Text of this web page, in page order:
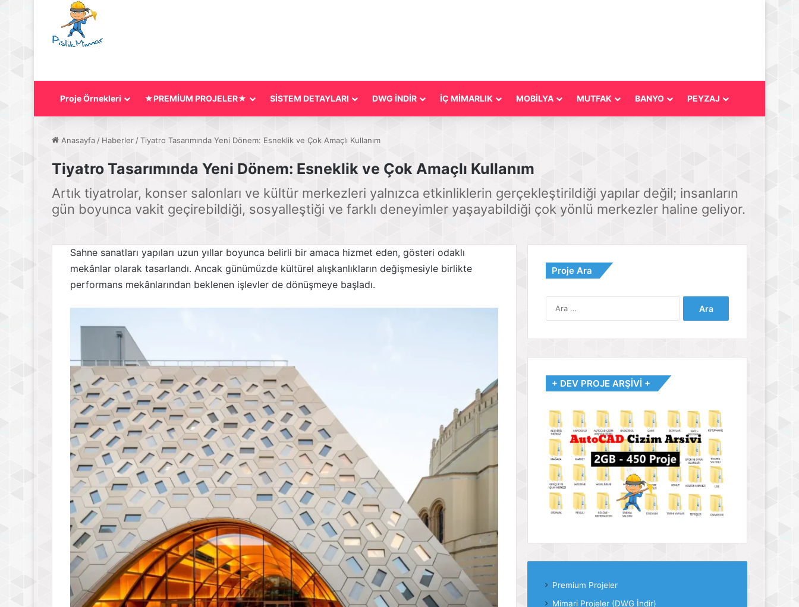
Proje Örnekleri ★PREMİUM PROJELER★ SİSTEM DETAYLARI DWG İNDİR İÇ MİMARLIK MOBİLYA MUTFAK BANYO PEYZAJ
Anasayfa / Haberler /Tiyatro Tasarımında Yeni Dönem: Esneklik ve Çok Amaçlı Kullanım
Tiyatro Tasarımında Yeni Dönem: Esneklik ve Çok Amaçlı Kullanım
Artık tiyatrolar, konser salonları ve kültür merkezleri yalnızca etkinliklerin gerçekleştirildiği yapılar değil; insanların
gün boyunca vakit geçirebildiği, sosyalleştiği ve farklı deneyimler yaşayabildiği çok yönlü merkezler haline geliyor.
Sahne sanatları yapıları uzun yıllar boyunca belirli bir amaca hizmet eden, gösteri odaklı
mekânlar olarak tasarlandı. Ancak günümüzde kültürel alışkanlıkların değişmesiyle birlikte
performans mekânlarından beklenen işlevler de dönüşmeye başladı.
Proje Ara
+ DEV PROJE ARŞİVİ +
Premium Projeler
Mimari Projeler (DWG İndir)